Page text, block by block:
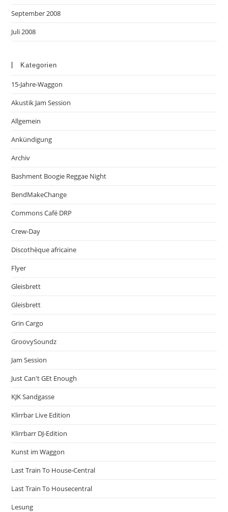
September 2008
Juli 2008
Kategorien
15-Jahre-Waggon
Akustik Jam Session
Allgemein
Ankündigung
Archiv
Bashment Boogie Reggae Night
BendMakeChange
Commons Café DRP
Crew-Day
Discothèque africaine
Flyer
Gleisbrett
Gleisbrett
Grin Cargo
GroovySoundz
Jam Session
Just Can't GEt Enough
KJK Sandgasse
Klirrbar Live Edition
Klirrbarr DJ-Edition
Kunst im Waggon
Last Train To House-Central
Last Train To Housecentral
Lesung